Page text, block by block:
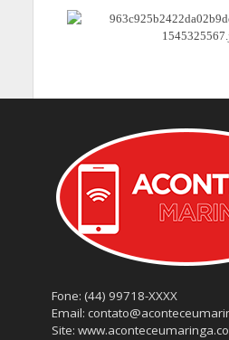
Fone: (44) 99718-XXXX
Email:
Site: